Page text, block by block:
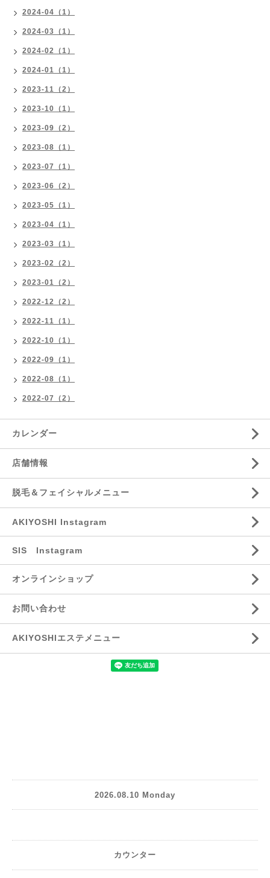
2024-04（1）
2024-03（1）
2024-02（1）
2024-01（1）
2023-11（2）
2023-10（1）
2023-09（2）
2023-08（1）
2023-07（1）
2023-06（2）
2023-05（1）
2023-04（1）
2023-03（1）
2023-02（2）
2023-01（2）
2022-12（2）
2022-11（1）
2022-10（1）
2022-09（1）
2022-08（1）
2022-07（2）
カレンダー
店舗情報
脱毛＆フェイシャルメニュー
AKIYOSHI Instagram
SIS Instagram
オンラインショップ
お問い合わせ
AKIYOSHIエステメニュー
2026.08.10 Monday
カウンター